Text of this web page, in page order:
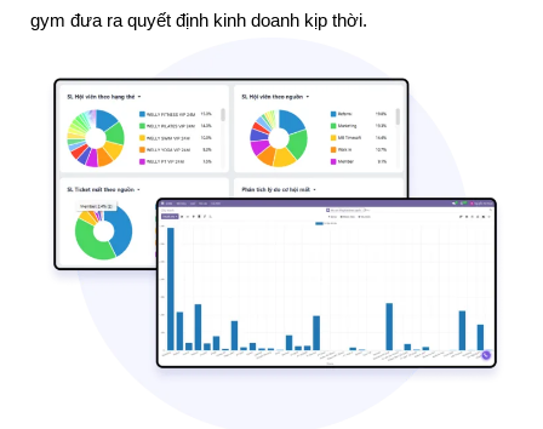
gym đưa ra quyết định kinh doanh kịp thời.